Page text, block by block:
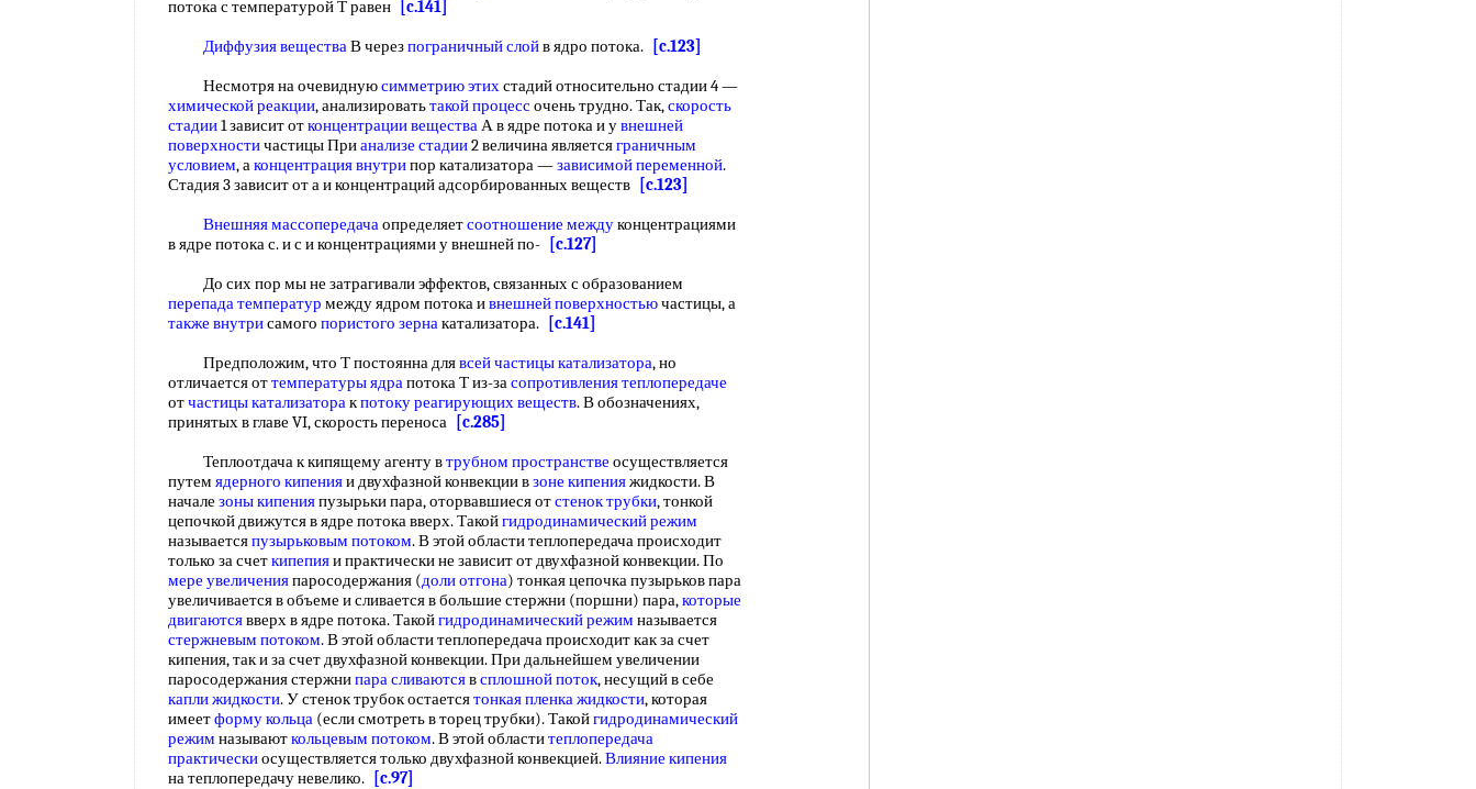
потока с температурой Т равен
[c.141]
Диффузия веществаВ черезпограничный слойв ядро потока.
[c.123]
Несмотря на очевиднуюсимметрию этихстадий относительно стадии 4 —
химической реакции, анализироватьтакой процессочень трудно. Так,скорость
стадии1 зависит отконцентрации веществаА в ядре потока и увнешней
поверхностичастицы Прианализе стадии2 величина являетсяграничным
условием, аконцентрация внутрипор катализатора —зависимой переменной.
Стадия 3 зависит от а и концентраций адсорбированных веществ
[c.123]
Внешняя массопередачаопределяетсоотношение междуконцентрациями
в ядре потока с. и с и концентрациями у внешней по-
[c.127]
До сих пор мы не затрагивали эффектов, связанных с образованием
перепада температур между ядром потока ивнешней поверхностьючастицы, а
также внутрисамого пористого зернакатализатора.
[c.141]
Предположим, что Т постоянна длявсейчастицы катализатора, но
отличается оттемпературы ядрапотока Т из-засопротивления теплопередаче
отчастицы катализаторакпотоку реагирующих веществ. В обозначениях,
принятых в главе VI, скорость переноса
[c.285]
Теплоотдача к кипящему агенту втрубном пространстве осуществляется
путем ядерного кипенияи двухфазной конвекции взоне кипенияжидкости. В
начале зоны кипенияпузырьки пара, оторвавшиеся отстенок трубки, тонкой
цепочкой движутся в ядре потока вверх. Такойгидродинамический режим
называетсяпузырьковым потоком. В этой области теплопередача происходит
только за счеткипепияи практически не зависит от двухфазной конвекции. По
мере увеличенияпаросодержания (доли отгона) тонкая цепочка пузырьков пара
увеличивается в объеме и сливается в большие стержни (поршни) пара,которые
двигаютсявверх в ядре потока. Такойгидродинамический режим называется
стержневым потоком. В этой области теплопередача происходит как за счет
кипения, так и за счет двухфазной конвекции. При дальнейшем увеличении
паросодержания стержнипара сливаютсявсплошной поток, несущий в себе
капли жидкости. У стенок трубок остаетсятонкая пленка жидкости, которая
имеетформу кольца (если смотреть в торец трубки). Такойгидродинамический
режим называюткольцевым потоком. В этой областитеплопередача
практическиосуществляется только двухфазной конвекцией.Влияние кипения
на теплопередачу невелико.
[c.97]